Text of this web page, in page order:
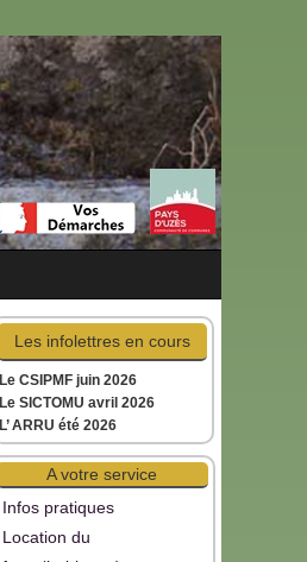
Les infolettres en cours
Le CSIPMF juin 2026
Le SICTOMU avril 2026
L’ ARRU été 2026
A votre service
Infos pratiques
Location du